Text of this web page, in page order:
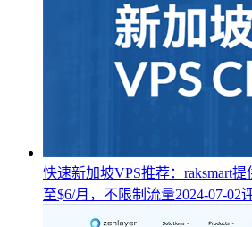
快速新加坡VPS推荐：raksmart
至$6/月，不限制流量2024-07-02